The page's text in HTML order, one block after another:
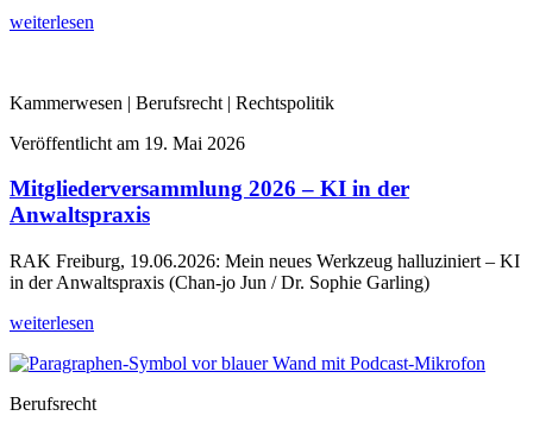
weiterlesen
Kammerwesen | Berufsrecht | Rechtspolitik
Veröffentlicht am 19. Mai 2026
Mitgliederversammlung 2026 – KI in der
Anwaltspraxis
RAK Freiburg, 19.06.2026: Mein neues Werkzeug halluziniert – KI
in der Anwaltspraxis (Chan-jo Jun / Dr. Sophie Garling)
weiterlesen
Berufsrecht